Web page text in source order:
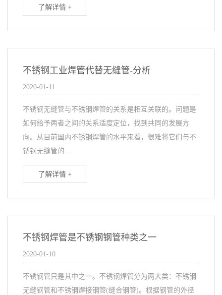
了解详情 +
不锈钢工业焊管代替无缝管-分析
2020-01-11
不锈钢无缝管与不锈钢焊管的关系是相互关联的。问题是
如何给予两者之间的关系适度定位，找到共同的发展方
向。从目前国内不锈钢焊管的水平来看，很难将它们与不
锈钢无缝管的...
了解详情 +
不锈钢焊管是不锈钢钢管种类之一
2020-01-10
不锈钢管只是其中之一。不锈钢焊管分为两大类：不锈钢
无缝钢管和不锈钢焊接钢管(缝合钢管)。根据钢管的外径